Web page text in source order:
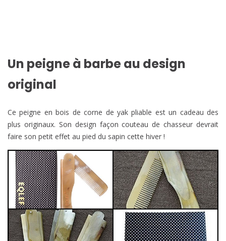
Un peigne à barbe au design
original
Ce peigne en bois de corne de yak pliable est un cadeau des
plus originaux. Son design façon couteau de chasseur devrait
faire son petit effet au pied du sapin cette hiver !